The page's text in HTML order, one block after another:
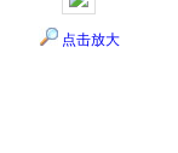
点击放大